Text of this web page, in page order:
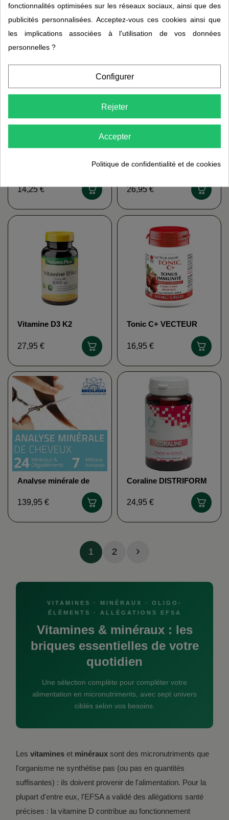
31,95 € (1)
29,95 €
Vitamines & Minéraux
14,25 €
Vitamine B12 2000µg
NATURE'S PLUS
26,95 €
Vitamine D3 K2
27,95 €
Tonic C+ VECTEUR
16,95 €
Analyse minérale de
139,95 €
Coraline DISTRIFORM
24,95 €
1 2
VITAMINES · MINÉRAUX · OLIGO-
ÉLÉMENTS · ALLÉGATIONS EFSA
Vitamines & minéraux : les
briques essentielles de votre
quotidien
Une sélection complète pour compléter votre
alimentation en micronutriments, avec sept univers
ciblés selon vos besoins.
Les vitamines et minéraux sont des micronutriments que
l'organisme ne synthétise pas (ou pas en quantités
suffisantes) : ils doivent provenir de l'alimentation. Pour la
plupart d'entre eux, l'EFSA a validé des allégations santé
précises : la vitamine D contribue au fonctionnement
fonctionnalités optimisées sur les réseaux sociaux, ainsi que des
publicités personnalisées. Acceptez-vous ces cookies ainsi que
les implications associées à l'utilisation de vos données
personnelles ?
Configurer
Rejeter
Accepter
Politique de confidentialité et de cookies